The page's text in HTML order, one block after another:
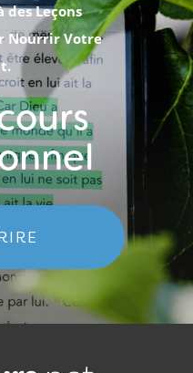
des Leçons
Nourrir Votre